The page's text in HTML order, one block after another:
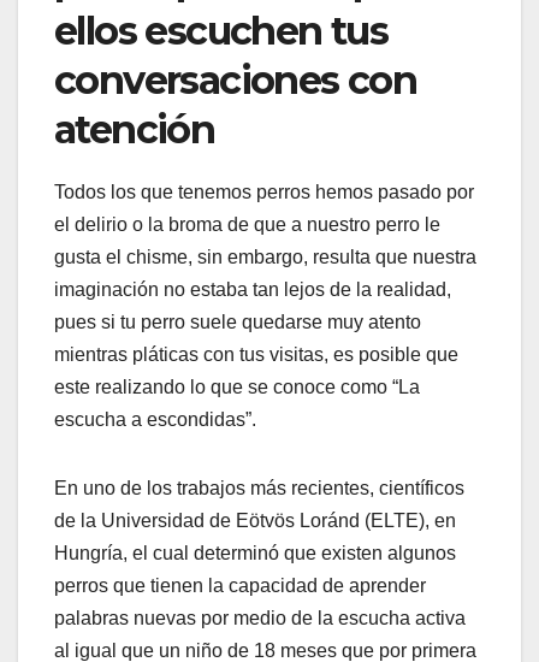
ellos escuchen tus
conversaciones con
atención
Todos los que tenemos perros hemos pasado por
el delirio o la broma de que a nuestro perro le
gusta el chisme, sin embargo, resulta que nuestra
imaginación no estaba tan lejos de la realidad,
pues si tu perro suele quedarse muy atento
mientras pláticas con tus visitas, es posible que
este realizando lo que se conoce como “La
escucha a escondidas”.
En uno de los trabajos más recientes, científicos
de la Universidad de Eötvös Loránd (ELTE), en
Hungría, el cual determinó que existen algunos
perros que tienen la capacidad de aprender
palabras nuevas por medio de la escucha activa
al igual que un niño de 18 meses que por primera